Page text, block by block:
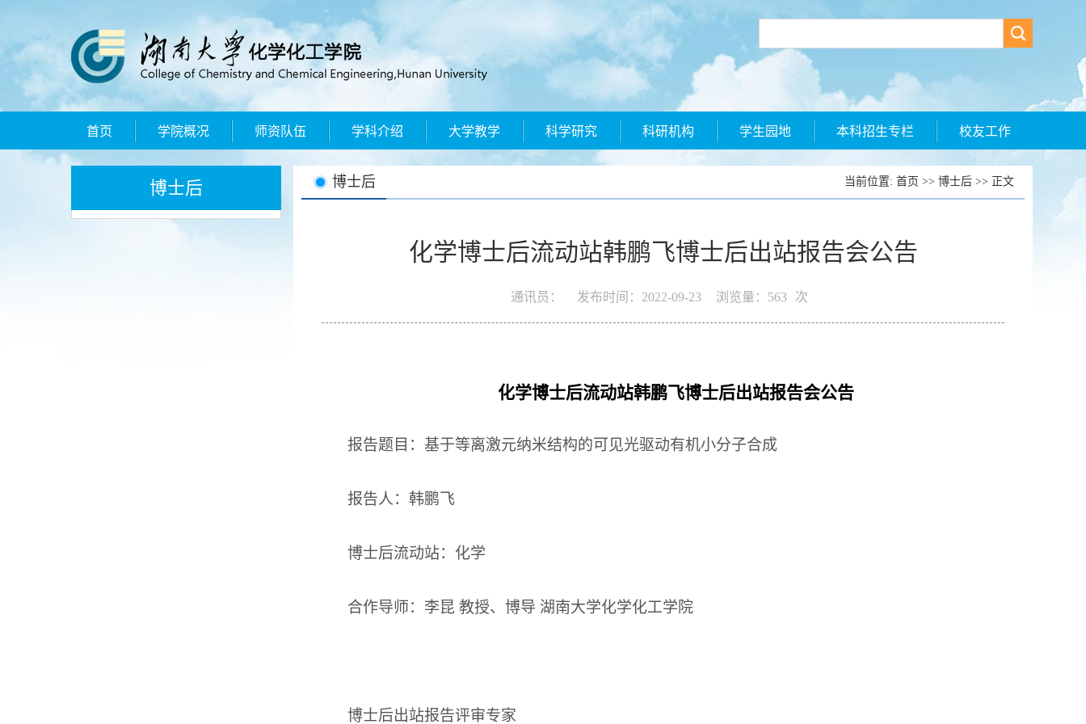
首页 学院概况 师资队伍 学科介绍 大学教学 科学研究 科研机构 学生园地 本科招生专栏 校友工作
博士后 博士后 当前位置: 首页 >> 博士后 >> 正文
化学博士后流动站韩鹏飞博士后出站报告会公告
通讯员： 发布时间： 2022-09-23 浏览量： 563 次
化学博士后流动站韩鹏飞博士后出站报告会公告
报告题目：基于等离激元纳米结构的可见光驱动有机小分子合成
报告人：韩鹏飞
博士后流动站：化学
合作导师：李昆 教授、博导 湖南大学化学化工学院
博士后出站报告评审专家